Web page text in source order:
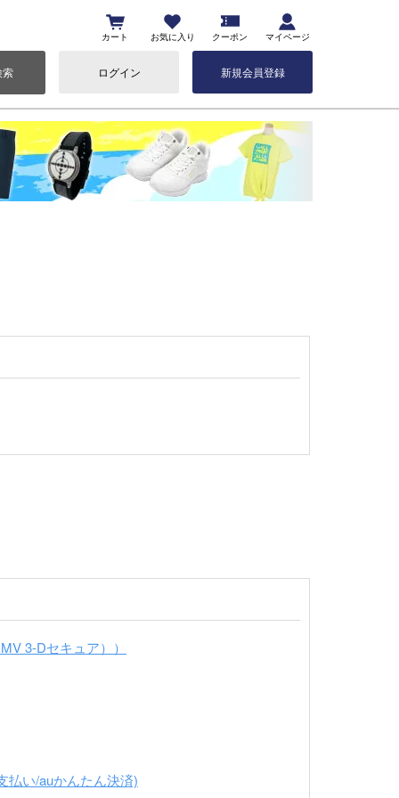
カート お気に入り クーポン マイページ
索 ログイン 新規会員登録
3-Dセキュア））
払い/auかんたん決済)